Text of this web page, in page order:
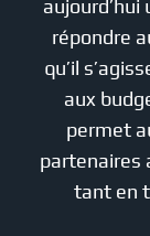
aujourd’hui
répondre
qu’il
aux
permet
partenaires
tant en